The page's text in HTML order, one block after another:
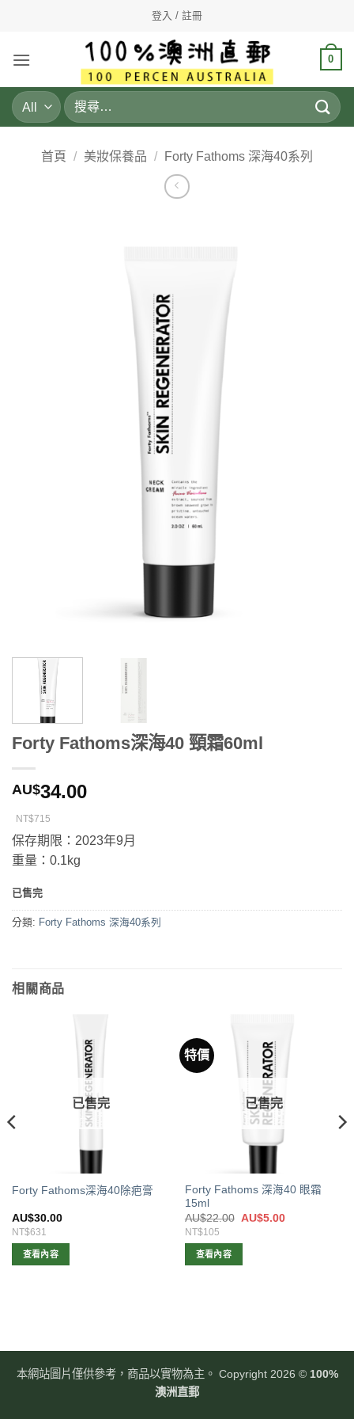
登入 / 註冊
0
搜
尋
鍵
首頁 / 美妝保養品 / Forty Fathoms 深海40系列
Forty Fathoms深海40 頸霜60ml
AU$34.00
NT$715
保存期限：2023年9月
重量：0.1kg
已售完
分類: Forty Fathoms 深海40系列
相關商品
已售完
Forty Fathoms深海40除疤膏
AU$30.00
NT$631
查看內容
特價
已售完
Forty Fathoms 深海40 眼霜
15ml
AU$22.00
原
AU$5.00目
NT$105
查看內容
本網站圖片僅供參考，商品以實物為主。 Copyright 2026 © 100%
澳洲直郵